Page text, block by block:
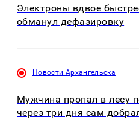
Электроны вдвое
обманул дефазировку
Новости Архангельска
Мужчина пропал в лесу
через три дня сам